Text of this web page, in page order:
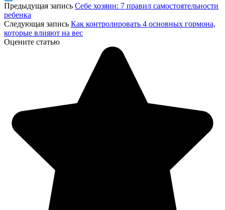
Предыдущая запись Себе хозяин: 7 правил самостоятельности
ребенка
Следующая запись Как контролировать 4 основных гормона,
которые влияют на вес
Оцените статью